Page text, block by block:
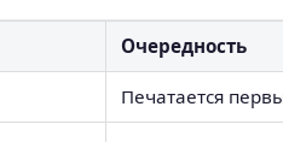
Очередность
Печатается